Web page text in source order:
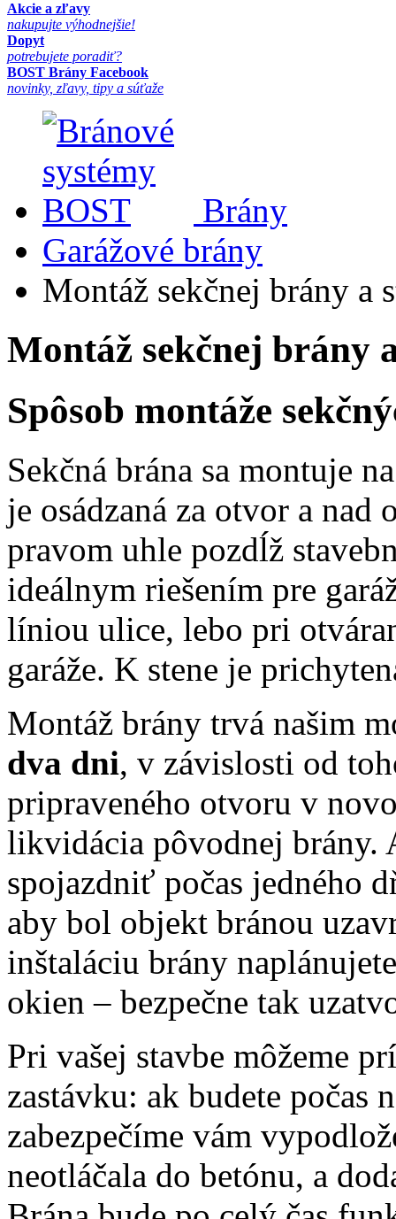
Akcie a zľavy
nakupujte výhodnejšie!
Dopyt
potrebujete poradiť?
BOST Brány Facebook
novinky, zľavy, tipy a súťaže
Brány
Garážové brány
Montáž sekčnej brány a
Montáž sekčnej brány
Spôsob montáže
Sekčná brána sa montuje
je osádzaná za otvor a nad
pravom uhle pozdĺž
ideálnym riešením pre
líniou ulice, lebo pri
garáže. K stene je
Montáž brány trvá našim
dva dni, v závislosti od
pripraveného otvoru v
likvidácia pôvodnej brány.
spojazdniť počas jedného
aby bol objekt bránou
inštaláciu brány
okien – bezpečne tak
Pri vašej stavbe môžeme
zastávku: ak budete počas
zabezpečíme vám
neotláčala do betónu, a